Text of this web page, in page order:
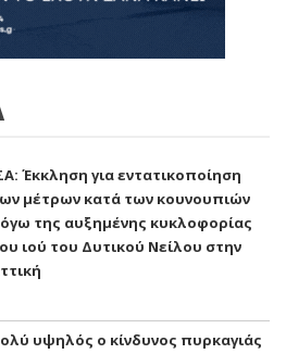
Έκκληση για εντατικοποίηση
μέτρων κατά των κουνουπιών
της αυξημένης κυκλοφορίας
ιού του Δυτικού Νείλου στην
υψηλός ο κίνδυνος πυρκαγιάς